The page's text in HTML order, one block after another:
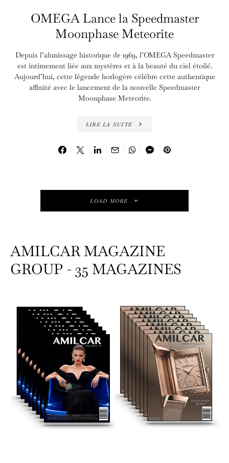
OMEGA Lance la Speedmaster
Moonphase Meteorite
Depuis l’alunissage historique de 1969, l’OMEGA Speedmaster
est intimement liée aux mystères et à la beauté du ciel étoilé.
Aujourd’hui, cette légende horlogère célèbre cette authentique
affinité avec le lancement de la nouvelle Speedmaster
Moonphase Meteorite.
LIRE LA SUITE
LOAD MORE
AMILCAR MAGAZINE
GROUP - 35 MAGAZINES